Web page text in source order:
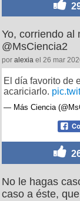
Yo, corriendo al
@MsCiencia2
por alexia el 26 mar
El día favorito de
acariciarlo.
— Más Ciencia
No le hagas
caso a éste,